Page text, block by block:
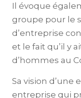
Il évoque
groupe pour le
d’entreprise
et le fait qu’il y
d’hommes au
Sa vision d’une
entreprise qui